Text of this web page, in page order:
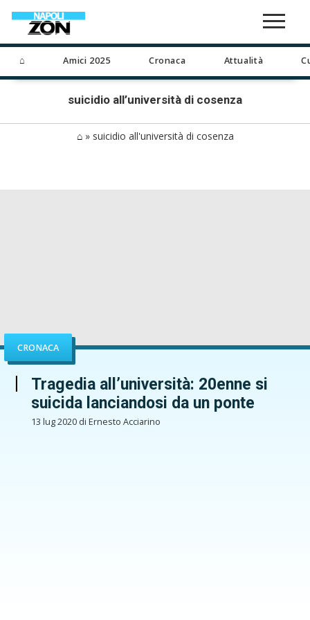
⌂ Amici 2025 Cronaca Attualità
suicidio all’università di cosenza
⌂» suicidio all'università di cosenza
CRONACA
Tragedia all’università: 20enne si
suicida lanciandosi da un ponte
13 lug 2020 di Ernesto Acciarino